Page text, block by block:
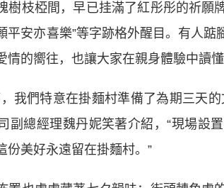
枝椏間，早已挂滿了紅彤彤的祈願
平安亦喜樂”等字跡格外醒目。有人
情的嚮往，也讓大家在親身體驗中讀
們特意在掛麵村準備了為期三天的
副總經理魏丹妮笑著介紹，“現場設
份美好永遠留在掛麵村。”